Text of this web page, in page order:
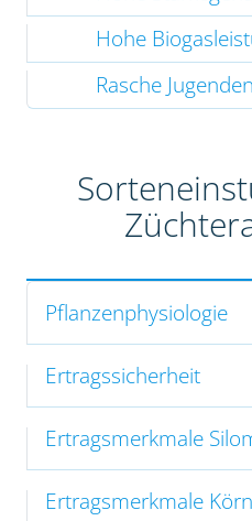
Hohe
Rasche
Pflanzenphysiologie
Ertragssicherheit
Ertragsmerkmale
Ertragsmerkmale